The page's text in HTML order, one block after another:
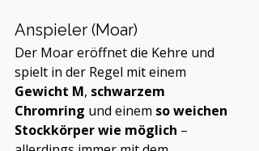
Anspieler (Moar)
Der Moar eröffnet die Kehre und
spielt in der Regel mit einem
Gewicht M, schwarzem
Chromring und einem so weichen
Stockkörper wie möglich –